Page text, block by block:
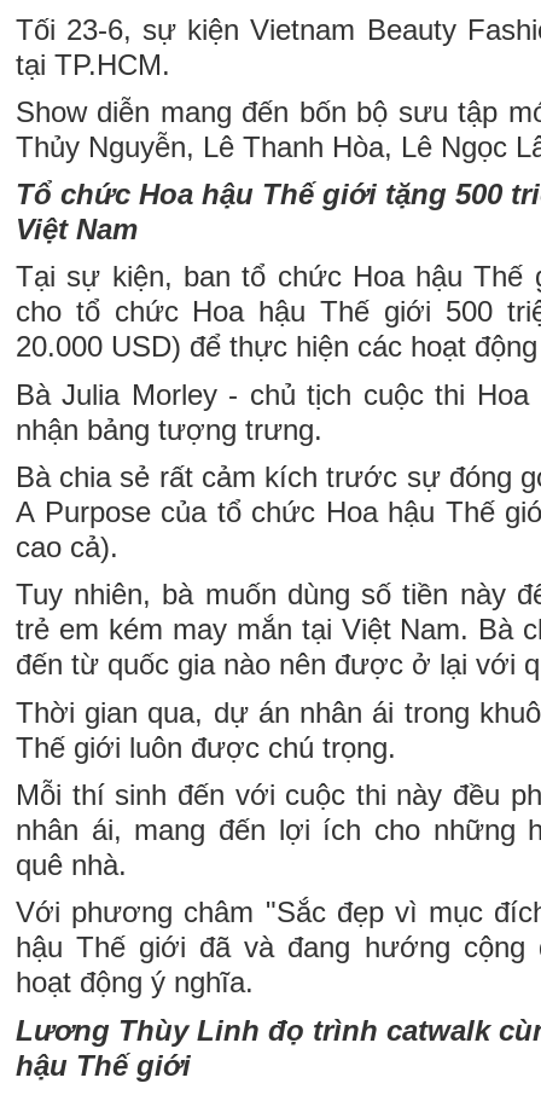
Tối 23-6, sự kiện Vietnam Beauty
tại TP.HCM.
Show diễn mang đến bốn bộ sưu tập
Thủy Nguyễn, Lê Thanh Hòa, Lê Ngọc
Tổ chức Hoa hậu Thế giới tặng 500
Việt Nam
Tại sự kiện, ban tổ chức Hoa hậu Thế
cho tổ chức Hoa hậu Thế giới 500
20.000 USD) để thực hiện các hoạt
Bà Julia Morley - chủ tịch cuộc thi
nhận bảng tượng trưng.
Bà chia sẻ rất cảm kích trước sự đóng
A Purpose của tổ chức Hoa hậu Thế
cao cả).
Tuy nhiên, bà muốn dùng số tiền này
trẻ em kém may mắn tại Việt Nam. Bà
đến từ quốc gia nào nên được ở lại với
Thời gian qua, dự án nhân ái trong
Thế giới luôn được chú trọng.
Mỗi thí sinh đến với cuộc thi này đều
nhân ái, mang đến lợi ích cho những
quê nhà.
Với phương châm "Sắc đẹp vì mục
hậu Thế giới đã và đang hướng cộng
hoạt động ý nghĩa.
Lương Thùy Linh đọ trình catwalk
hậu Thế giới